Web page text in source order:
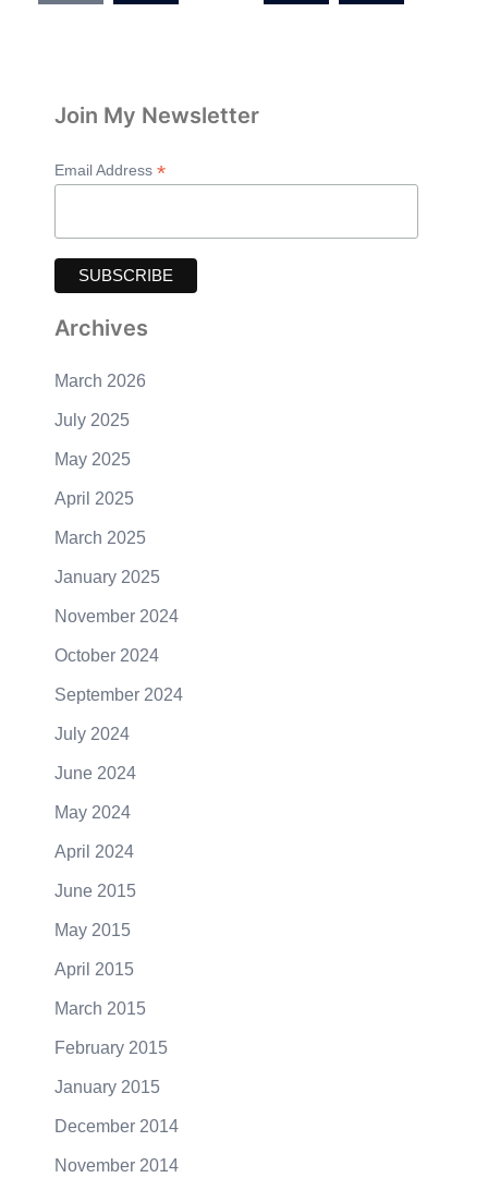
Join My Newsletter
Email Address *
Archives
March 2026
July 2025
May 2025
April 2025
March 2025
January 2025
November 2024
October 2024
September 2024
July 2024
June 2024
May 2024
April 2024
June 2015
May 2015
April 2015
March 2015
February 2015
January 2015
December 2014
November 2014